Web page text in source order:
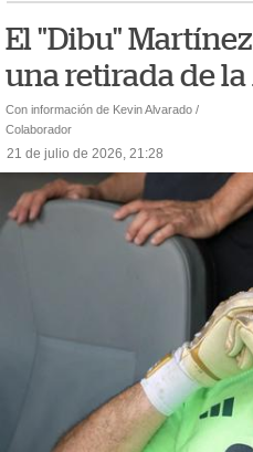
El "Dibu"
una retirada de
Con información de Kevin Alvarado /
Colaborador
21 de julio de 2026, 21:28